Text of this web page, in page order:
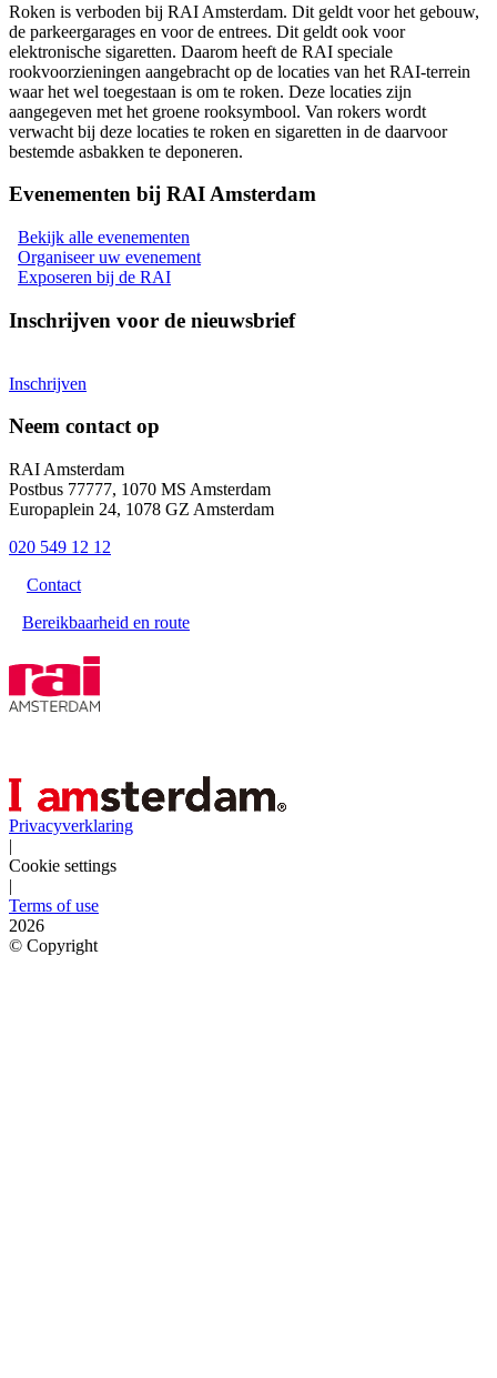
Roken is verboden bij RAI Amsterdam. Dit geldt voor het gebouw,
de parkeergarages en voor de entrees. Dit geldt ook voor
elektronische sigaretten. Daarom heeft de RAI speciale
rookvoorzieningen aangebracht op de locaties van het RAI-terrein
waar het wel toegestaan is om te roken. Deze locaties zijn
aangegeven met het groene rooksymbool. Van rokers wordt
verwacht bij deze locaties te roken en sigaretten in de daarvoor
bestemde asbakken te deponeren.
Evenementen bij RAI Amsterdam
Bekijk alle evenementen
Organiseer uw evenement
Exposeren bij de RAI
Inschrijven voor de nieuwsbrief
Inschrijven
Neem contact op
RAI Amsterdam
Postbus 77777, 1070 MS Amsterdam
Europaplein 24, 1078 GZ Amsterdam
020 549 12 12
Contact
Bereikbaarheid en route
Privacyverklaring
|
Cookie settings
|
Terms of use
2026
© Copyright